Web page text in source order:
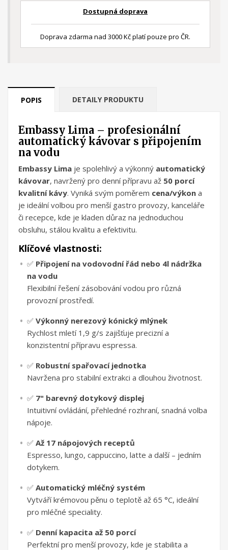
Dostupná doprava
Doprava zdarma nad 3000 Kč platí pouze pro ČR.
POPIS DETAILY PRODUKTU
Embassy Lima – profesionální
automatický kávovar s připojením
na vodu
Embassy Lima je spolehlivý a výkonný automatický
kávovar, navržený pro denní přípravu až 50 porcí
kvalitní kávy. Vyniká svým poměrem cena/výkon a
je ideální volbou pro menší gastro provozy, kanceláře
či recepce, kde je kladen důraz na jednoduchou
obsluhu, stálou kvalitu a efektivitu.
Klíčové vlastnosti:
✅ Připojení na vodovodní řád nebo 4l nádržka
na vodu
Flexibilní řešení zásobování vodou pro různá
provozní prostředí.
✅ Výkonný nerezový kónický mlýnek
Rychlost mletí 1,9 g/s zajišťuje precizní a
konzistentní přípravu espressa.
✅ Robustní spařovací jednotka
Navržena pro stabilní extrakci a dlouhou životnost.
✅ 7" barevný dotykový displej
Intuitivní ovládání, přehledné rozhraní, snadná volba
nápoje.
✅ Až 17 nápojových receptů
Espresso, lungo, cappuccino, latte a další – jedním
dotykem.
✅ Automatický mléčný systém
Vytváří krémovou pěnu o teplotě až 65 °C, ideální
pro mléčné speciality.
✅ Denní kapacita až 50 porcí
Perfektní pro menší provozy, kde je stabilita a